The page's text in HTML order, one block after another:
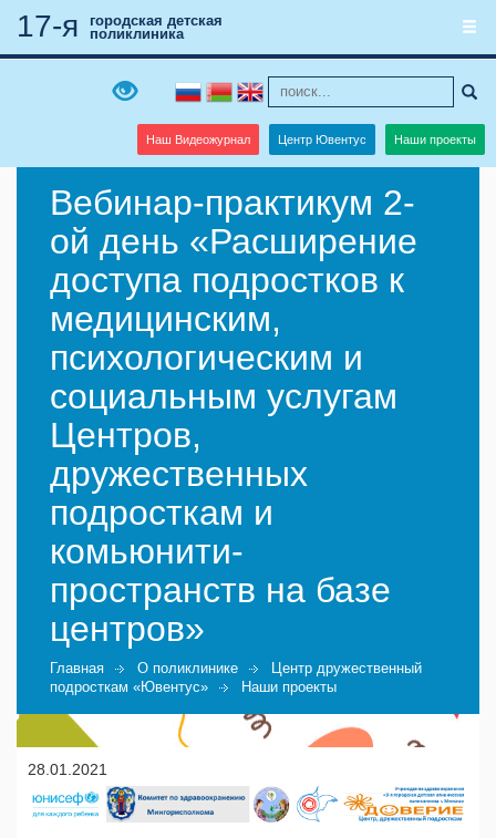
Наш Видеожурнал Центр Ювентус Наши проекты
17-я
городская детская
поликлиника
Вебинар-практикум 2-
ой день «Расширение
доступа подростков к
медицинским,
психологическим и
социальным услугам
Центров,
дружественных
подросткам и
комьюнити-
пространств на базе
центров»
Главная О поликлинике
Центр дружественный
подросткам «Ювентус»
Наши проекты
28.01.2021